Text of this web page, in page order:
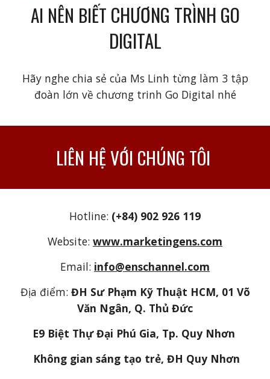
AI NÊN BIẾT CHƯƠNG TRÌNH GO
DIGITAL
Hãy nghe chia sẻ của Ms Linh từng làm 3 tập
đoàn lớn về chương trinh Go Digital nhé
LIÊN HỆ VỚI CHÚNG TÔI
Hotline: (+84) 902 926 119
Website: www.marketingens.com
Email: info@enschannel.com
Địa điểm: ĐH Sư Phạm Kỹ Thuật HCM, 01 Võ
Văn Ngân, Q. Thủ Đức
E9 Biệt Thự Đại Phú Gia, Tp. Quy Nhơn
Không gian sáng tạo trẻ, ĐH Quy Nhơn